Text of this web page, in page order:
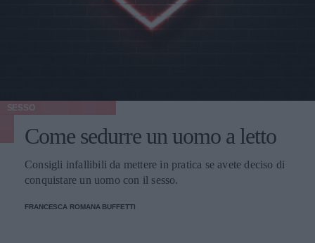
SESSO
Come sedurre un uomo a letto
Consigli infallibili da mettere in pratica se avete deciso di
conquistare un uomo con il sesso.
FRANCESCA ROMANA BUFFETTI